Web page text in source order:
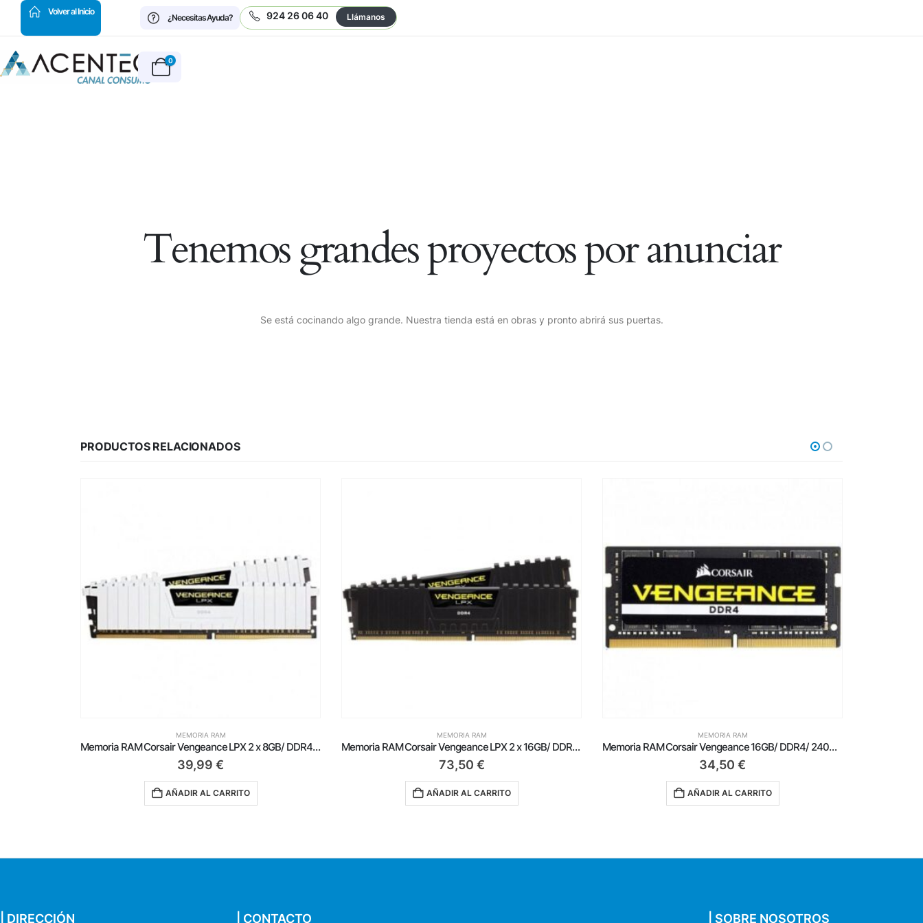
Volver al Inicio
¿Necesitas Ayuda?
924 26 06 40 Llámanos
0
Tenemos grandes proyectos por anunciar
Se está cocinando algo grande. Nuestra tienda está en obras y pronto abrirá sus puertas.
PRODUCTOS RELACIONADOS
MEMORIA RAM
Memoria RAM Corsair Vengeance LPX 2 x 16GB/ DDR4/ 3600MH/ 1.35V/ CL18/ DIMM
73,50 €
AÑADIR AL CARRITO
MEMORIA RAM
Memoria RAM Corsair Vengeance 16GB/ DDR4/ 2400MHz/ 1.2V/ CL16/ SODIMM
34,50 €
AÑADIR AL CARRITO
MEMORIA RAM
Memoria RAM Corsair Vengeance RGB 2 x 16GB/ DDR5/ 6000MHz/ 1.35V/ CL36/ DIMM
125,00€
AÑADIR AL CARRITO
| DIRECCIÓN | CONTACTO | SOBRE NOSOTROS